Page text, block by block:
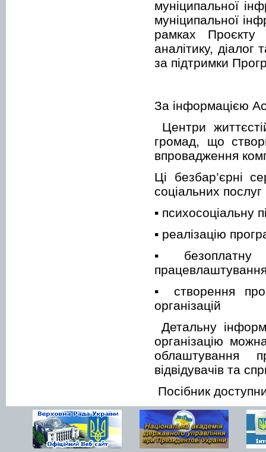
муніципальної
муніципальної
рамках Проєкту
аналітику, діалог
за підтримки
За інформацією
Центри
громад, що
впровадження
Ці безбар’єрні
соціальних
▪ психосоціальну
▪ реалізацію
▪ безоплатну
▪ створення
організацій
Детальну
організацію
облаштування
відвідувачів та
Посібник